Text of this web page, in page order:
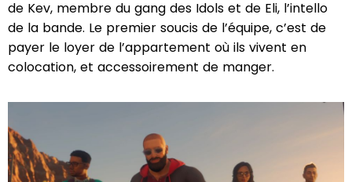
de Kev, membre du gang des Idols et de Eli, l’intello
de la bande. Le premier soucis de l’équipe, c’est de
payer le loyer de l’appartement où ils vivent en
colocation, et accessoirement de manger.